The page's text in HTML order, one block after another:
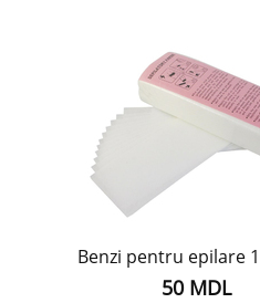
Benzi pentru epilare
50 MDL